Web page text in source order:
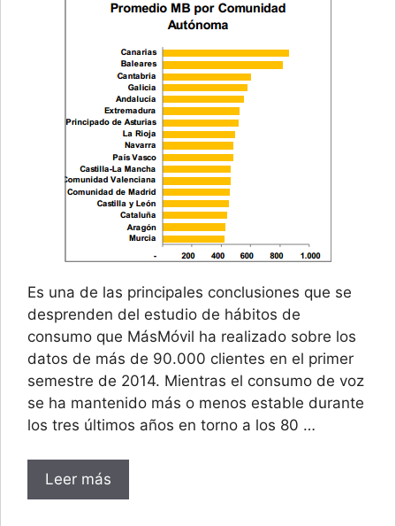
Es una de las principales conclusiones que se
desprenden del estudio de hábitos de
consumo que MásMóvil ha realizado sobre los
datos de más de 90.000 clientes en el primer
semestre de 2014. Mientras el consumo de voz
se ha mantenido más o menos estable durante
los tres últimos años en torno a los 80 …
Leer más